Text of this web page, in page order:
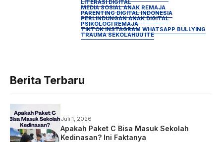
LITERASI DIGITAL
MEDIA SOSIAL ANAK REMAJA
PARENTING DIGITAL INDONESIA
PERLINDUNGAN ANAK DIGITAL
PSIKOLOGI REMAJA
TIKTOK INSTAGRAM WHATSAPP BULLYING
TRAUMA SEKOLAHUU ITE
Berita Terbaru
Juli 1, 2026
Apakah Paket C Bisa Masuk Sekolah
Kedinasan? Ini Faktanya